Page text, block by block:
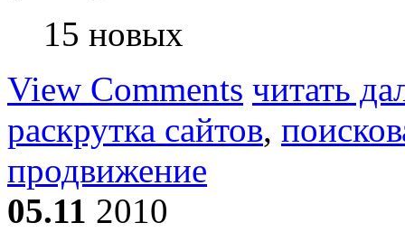
15 новых
View Comments читать
раскрутка сайтов,
продвижение
05.11 2010